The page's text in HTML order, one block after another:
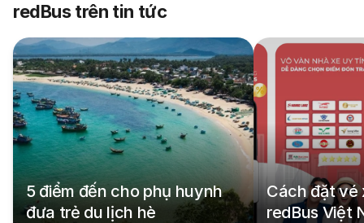
redBus trên tin tức
5 điểm đến cho phụ huynh
đưa trẻ du lịch hè
Cách đặt vé
redBus Việt